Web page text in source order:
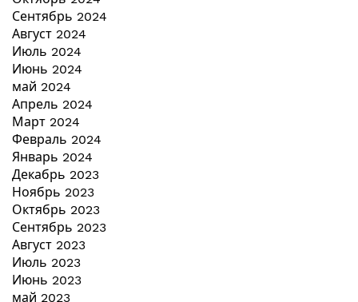
Сентябрь 2024
Август 2024
Июль 2024
Июнь 2024
май 2024
Апрель 2024
Март 2024
Февраль 2024
Январь 2024
Декабрь 2023
Ноябрь 2023
Октябрь 2023
Сентябрь 2023
Август 2023
Июль 2023
Июнь 2023
май 2023